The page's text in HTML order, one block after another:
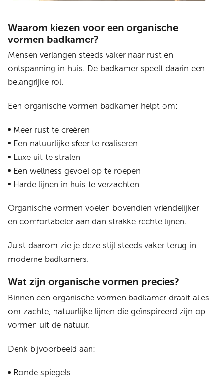
Waarom kiezen voor een organische
vormen badkamer?
Mensen verlangen steeds vaker naar rust en
ontspanning in huis. De badkamer speelt daarin een
belangrijke rol.
Een organische vormen badkamer helpt om:
Meer rust te creëren
Een natuurlijke sfeer te realiseren
Luxe uit te stralen
Een wellness gevoel op te roepen
Harde lijnen in huis te verzachten
Organische vormen voelen bovendien vriendelijker
en comfortabeler aan dan strakke rechte lijnen.
Juist daarom zie je deze stijl steeds vaker terug in
moderne badkamers.
Wat zijn organische vormen precies?
Binnen een organische vormen badkamer draait alles
om zachte, natuurlijke lijnen die geïnspireerd zijn op
vormen uit de natuur.
Denk bijvoorbeeld aan:
Ronde spiegels